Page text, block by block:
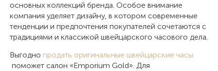
основных коллекций бренда. Особое внимание
компания уделяет дизайну, в котором современные
тенденции и предпочтения покупателей сочетаются с
традициями и классикой швейцарского часового дела.
Выгодно продать оригинальные швейцарские часы
поможет салон «Emporium Gold». Для